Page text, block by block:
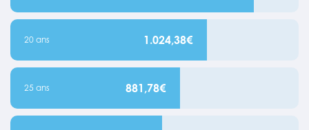
20 ans 1.024,38€
25 ans 881,78€